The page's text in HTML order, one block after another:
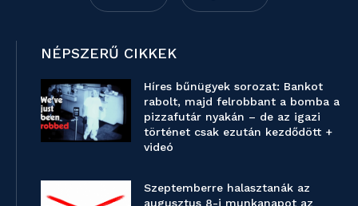
NÉPSZERŰ CIKKEK
Híres bűnügyek sorozat: Bankot
rabolt, majd felrobbant a bomba a
pizzafutár nyakán – de az igazi
történet csak ezután kezdődött +
videó
Szeptemberre halasztanák az
augusztus 8-i munkanapot az